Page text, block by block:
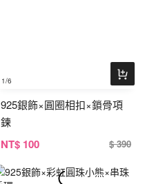
1/6
925銀飾×圓圈相扣×鎖骨項
鍊
NT$ 100 $ 390